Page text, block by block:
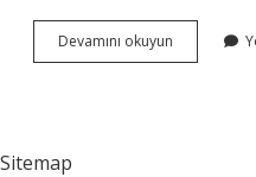
Devamını okuyun
280
Sitemap